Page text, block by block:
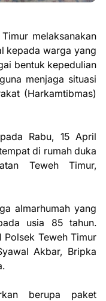
melaksanakan
kepada warga yang
bentuk kepedulian
menjaga situasi
(Harkamtibmas)
Rabu, 15 April
di rumah duka
Teweh Timur,
almarhumah yang
usia 85 tahun.
Polsek Teweh Timur
Akbar, Bripka
berupa paket